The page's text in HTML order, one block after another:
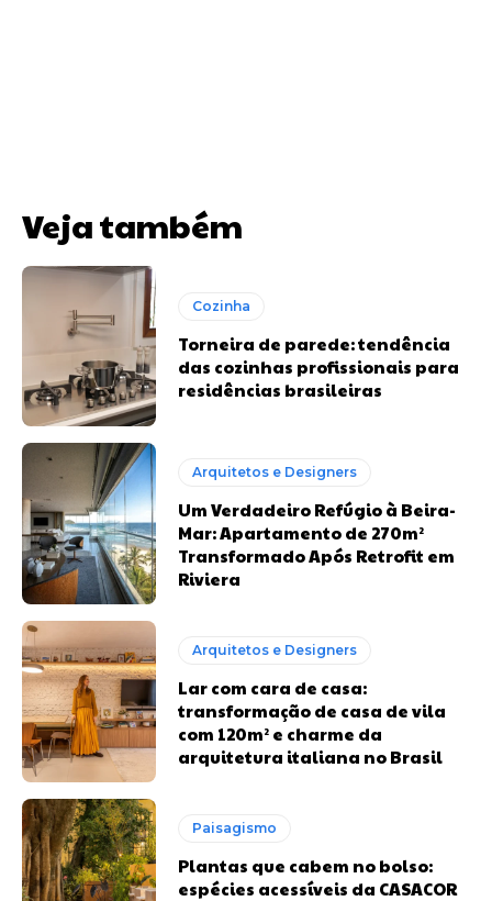
Veja também
Cozinha
Torneira de parede: tendência
das cozinhas profissionais para
residências brasileiras
Arquitetos e Designers
Um Verdadeiro Refúgio à Beira-
Mar: Apartamento de 270m²
Transformado Após Retrofit em
Riviera
Arquitetos e Designers
Lar com cara de casa:
transformação de casa de vila
com 120m² e charme da
arquitetura italiana no Brasil
Paisagismo
Plantas que cabem no bolso:
espécies acessíveis da CASACOR